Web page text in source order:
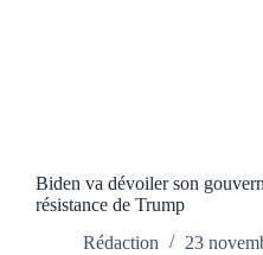
Biden va dévoiler son
résistance de Trump
Rédaction
23